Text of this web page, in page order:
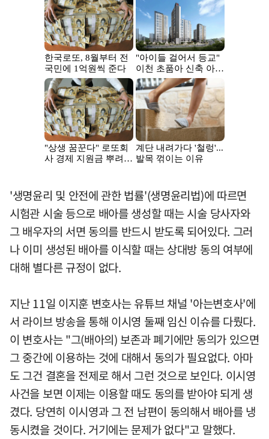
'생명윤리 및 안전에 관한 법률'(생명윤리법)에 따르면
시험관 시술 등으로 배아를 생성할 때는 시술 당사자와
그 배우자의 서면 동의를 반드시 받도록 되어있다. 그러
나 이미 생성된 배아를 이식할 때는 상대방 동의 여부에
대해 별다른 규정이 없다.
지난 11일 이지훈 변호사는 유튜브 채널 '아는변호사'에
서 라이브 방송을 통해 이시영 둘째 임신 이슈를 다뤘다.
이 변호사는 "그(배아의) 보존과 폐기에만 동의가 있으면
그 중간에 이용하는 것에 대해서 동의가 필요없다. 아마
도 그건 결혼을 전제로 해서 그런 것으로 보인다. 이시영
사건을 보면 이제는 이용할 때도 동의를 받아야 되게 생
겼다. 당연히 이시영과 그 전 남편이 동의해서 배아를 냉
동시켰을 것이다. 거기에는 문제가 없다"고 말했다.